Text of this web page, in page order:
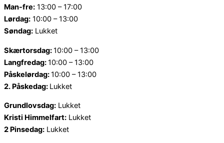
Man-fre: 13:00 – 17:00
Lørdag: 10:00 – 13:00
Søndag: Lukket
Skærtorsdag:10:00 – 13:00
Langfredag:10:00 – 13:00
Påskelørdag:10:00 – 13:00
2. Påskedag: Lukket
Grundlovsdag: Lukket
Kristi Himmelfart: Lukket
2 Pinsedag: Lukket